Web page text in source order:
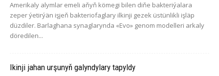
Amerikaly alymlar emeli aňyň kömegi bilen diňe bakteriýalara
zeper ýetirýän işjeň bakteriofaglary ilkinji gezek üstünlikli işläp
düzdiler. Barlaghana synaglarynda «Evo» genom modelleri arkaly
döredilen...
Ikinji jahan urşunyň galyndylary tapyldy